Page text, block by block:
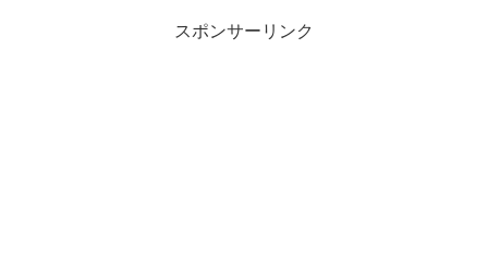
スポンサーリンク